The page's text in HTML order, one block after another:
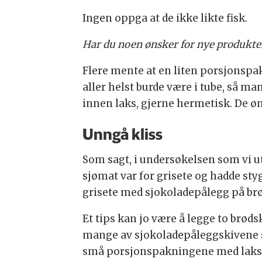
Ingen oppga at de ikke likte fisk.
Har du noen ønsker for nye
Flere mente at en liten
aller helst burde være i tube, så
innen laks, gjerne hermetisk. De
Unngå kliss
Som sagt, i undersøkelsen som vi
sjømat var for grisete og hadde
grisete med sjokoladepålegg på
Et tips kan jo være å legge to
mange av
små porsjonspakningene med